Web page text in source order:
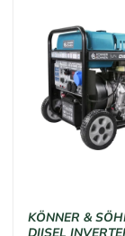
KÖNNER &
DIISEL